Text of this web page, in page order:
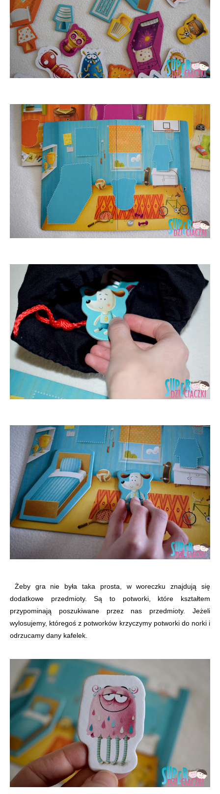
Żeby gra nie była taka prosta, w woreczku znajdują się
dodatkowe przedmioty. Są to potworki, które kształtem
przypominają poszukiwane przez nas przedmioty. Jeżeli
wylosujemy, któregoś z potworków krzyczymy potworki do norki i
odrzucamy dany kafelek.